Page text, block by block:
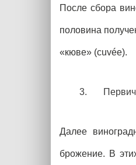
После сбора
половина
«кюве» (cuvée).
Далее
брожение. В